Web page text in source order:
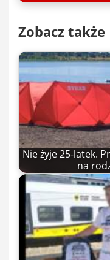
Zobacz także
Nie żyje 25-latek.
na